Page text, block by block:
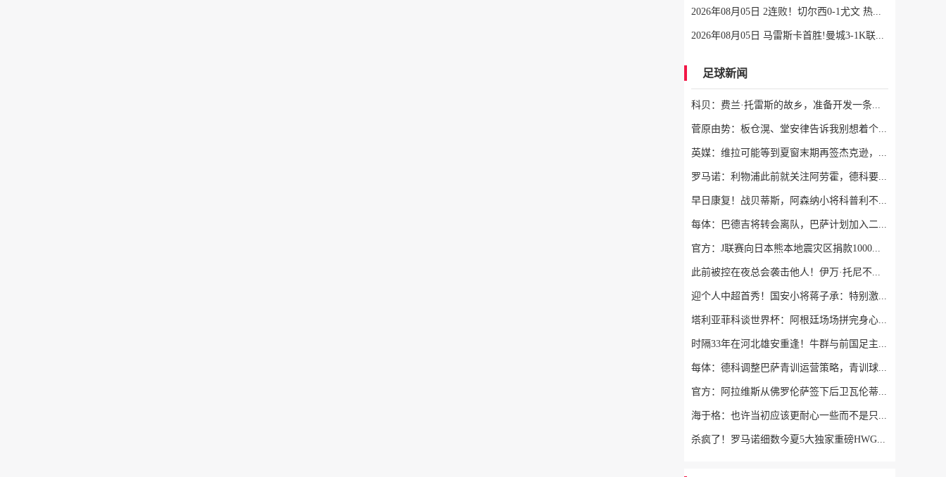
2026年08月05日 2连败！切尔西0-1尤文 热格罗瓦世界波制胜穆德里克时隔614天复出
2026年08月05日 马雷斯卡首胜!曼城3-1K联赛全明星 赖因德斯努里破门塞梅尼奥助攻
足球新闻
科贝：费兰·托雷斯的故乡，准备开发一条以他为主题的旅游线路
菅原由势：板仓滉、堂安律告诉我别想着个人表现，要为球队奔跑
英媒：维拉可能等到夏窗末期再签杰克逊，以避免被认定为球员互换
罗马诺：利物浦此前就关注阿劳霍，德科要求承担全额薪水约1100万
早日康复！战贝蒂斯，阿森纳小将科普利不幸遭遇十字韧带撕裂伤病
每体：巴德吉将转会离队，巴萨计划加入二次转会分成
官方：J联赛向日本熊本地震灾区捐款1000万日元
此前被控在夜总会袭击他人！伊万·托尼不受影响，社媒晒度假照
迎个人中超首秀！国安小将蒋子承：特别激动，下个目标打入首球
塔利亚菲科谈世界杯：阿根廷场场拼完身心俱疲，决赛场地状况很差
时隔33年在河北雄安重逢！牛群与前国足主帅施拉普纳感人相拥
每体：德科调整巴萨青训运营策略，青训球员已成为重要收入来源
官方：阿拉维斯从佛罗伦萨签下后卫瓦伦蒂尼，签约至2029年6月
海于格：也许当初应该更耐心一些而不是只踢1年，希望能重返米兰
杀疯了！罗马诺细数今夏5大独家重磅HWG：库库 利物浦换帅 阿劳霍